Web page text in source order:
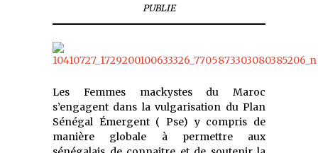
PUBLIE
Les Femmes mackystes du Maroc
s’engagent dans la vulgarisation du Plan
Sénégal Émergent ( Pse) y compris de
manière globale à permettre aux